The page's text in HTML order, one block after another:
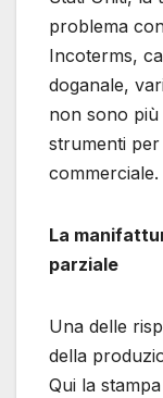
problema
Incoterms,
doganale,
non sono più
strumenti
commerciale.
La
parziale
Una delle
della
Qui la